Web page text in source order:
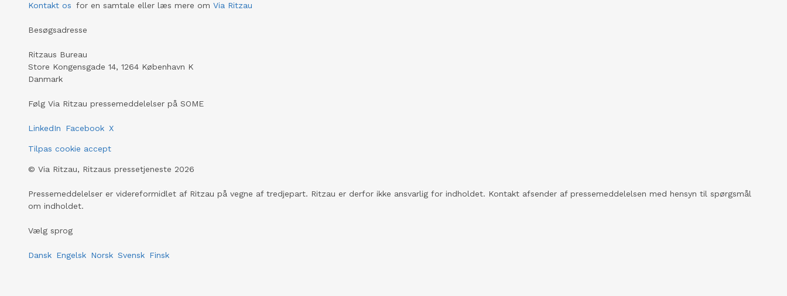
Kontakt os for en samtale eller læs mere om Via Ritzau
Besøgsadresse
Ritzaus Bureau
Store Kongensgade 14, 1264 København K
Danmark
Følg Via Ritzau pressemeddelelser på SOME
LinkedIn Facebook X
Tilpas cookie accept
© Via Ritzau, Ritzaus pressetjeneste 2026
Pressemeddelelser er videreformidlet af Ritzau på vegne af tredjepart. Ritzau er derfor ikke ansvarlig for indholdet. Kontakt afsender af pressemeddelelsen med hensyn til spørgsmål
om indholdet.
Vælg sprog
Dansk Engelsk Norsk Svensk Finsk